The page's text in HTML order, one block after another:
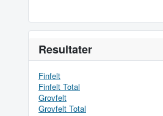
Resultater
Finfelt
Finfelt Total
Grovfelt
Grovfelt Total